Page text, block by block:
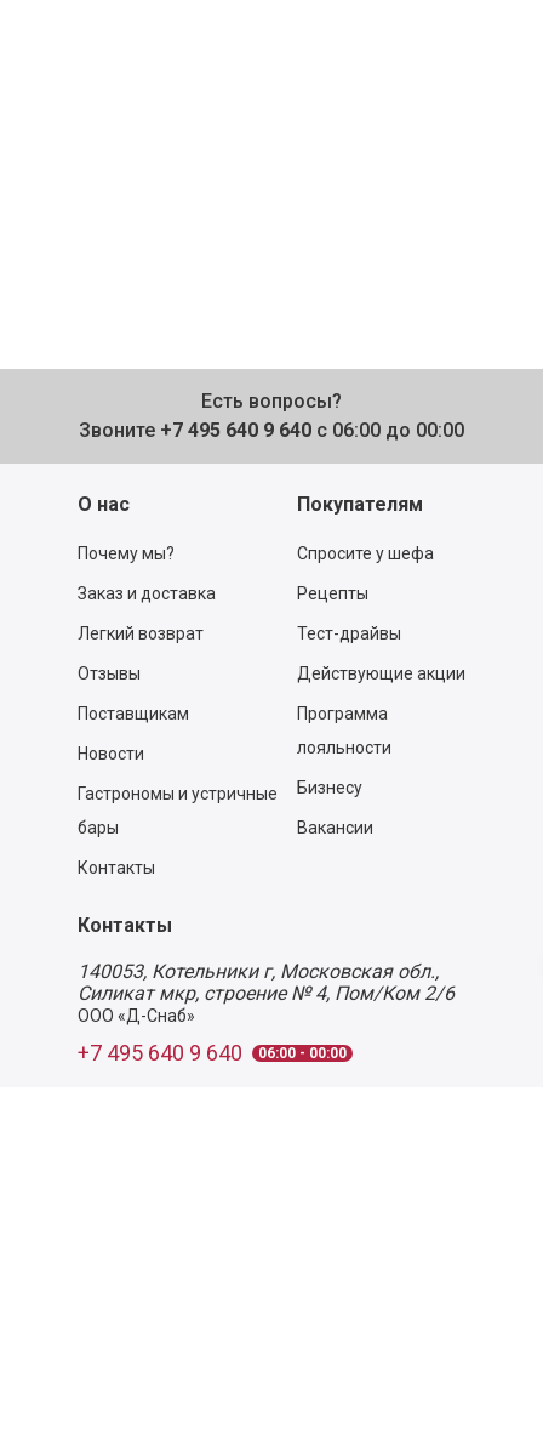
Есть вопросы?
Звоните +7 495 640 9 640 с 06:00 до 00:00
О нас
Почему мы?
Заказ и доставка
Легкий возврат
Отзывы
Поставщикам
Новости
Гастрономы и устричные
бары
Контакты
Покупателям
Спросите у шефа
Рецепты
Тест-драйвы
Действующие акции
Программа
лояльности
Бизнесу
Вакансии
Контакты
140053, Котельники г, Московская обл.,
Силикат мкр, строение № 4, Пом/Ком 2/6
ООО «Д-Снаб»
+7 495 640 9 640 06:00 - 00:00